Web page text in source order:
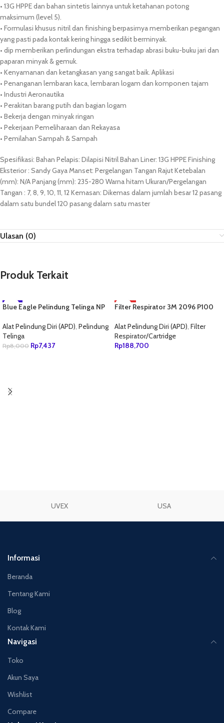
• 13G HPPE dan bahan sintetis lainnya untuk ketahanan potong
maksimum (level 5).
• Formulasi khusus nitril dan finishing berpasirnya memberikan pegangan
yang pasti pada kontak kering hingga sedikit berminyak.
• dip memberikan perlindungan ekstra terhadap abrasi buku-buku jari dan
paparan minyak & gemuk.
• Kenyamanan dan ketangkasan yang sangat baik. Aplikasi
• Penanganan lembaran kaca, lembaran logam dan komponen tajam
• Industri Aeronautika
• Perakitan barang putih dan bagian logam
• Bekerja dengan minyak ringan
• Pekerjaan Pemeliharaan dan Rekayasa
• Pemilahan Sampah & Sampah
Spesifikasi: Bahan Pelapis: Dilapisi Nitril Bahan Liner: 13G HPPE Finishing
Eksterior : Sandy Gaya Manset: Pergelangan Tangan Rajut Ketebalan
(mm): N/A Panjang (mm): 235-280 Warna hitam Ukuran/Pergelangan
Tangan : 7, 8, 9, 10, 11, 12 Kemasan: Dikemas dalam jumlah besar 12 pasang
dalam satu bundel 120 pasang dalam satu master
Ulasan (0)
Produk Terkait
-7%
Blue Eagle Pelindung Telinga NP
Alat Pelindung Diri (APD), Pelindung
Telinga
Rp8,000 Rp7,437
HOT
Filter Respirator 3M 2096 P100
Alat Pelindung Diri (APD), Filter
Respirator/Cartridge
Rp188,700
UVEX USA
Informasi
Beranda
Tentang Kami
Blog
Kontak Kami
Navigasi
Toko
Akun Saya
Wishlist
Compare